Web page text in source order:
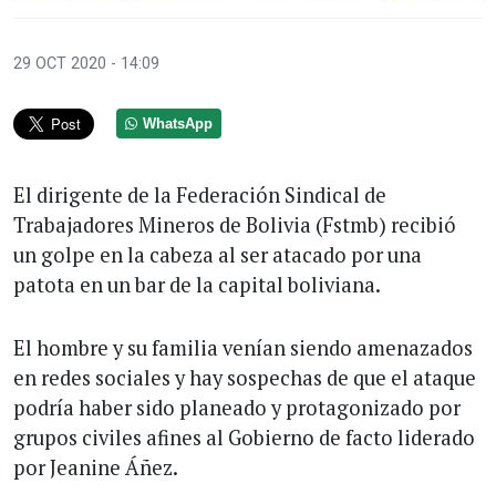
29 OCT 2020 - 14:09
WhatsApp
El dirigente de la Federación Sindical de
Trabajadores Mineros de Bolivia (Fstmb) recibió
un golpe en la cabeza al ser atacado por una
patota en un bar de la capital boliviana.
El hombre y su familia venían siendo amenazados
en redes sociales y hay sospechas de que el ataque
podría haber sido planeado y protagonizado por
grupos civiles afines al Gobierno de facto liderado
por Jeanine Áñez.